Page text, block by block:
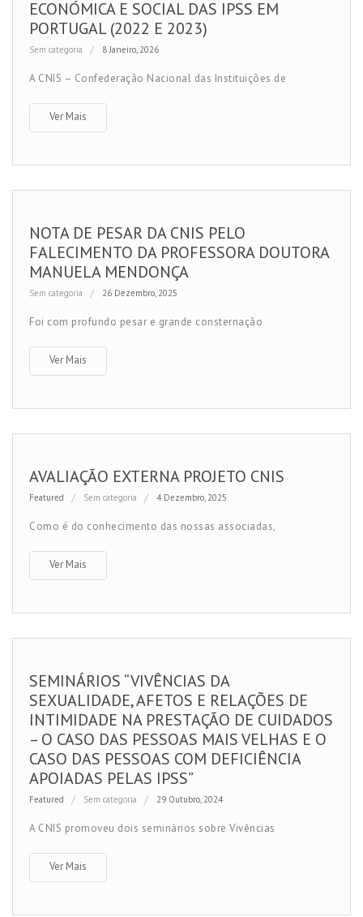
ECONÓMICA E SOCIAL DAS IPSS EM
PORTUGAL (2022 E 2023)
Sem categoria 8 Janeiro, 2026
A CNIS – Confederação Nacional das Instituições de
Ver Mais
NOTA DE PESAR DA CNIS PELO
FALECIMENTO DA PROFESSORA DOUTORA
MANUELA MENDONÇA
Sem categoria 26 Dezembro, 2025
Foi com profundo pesar e grande consternação
Ver Mais
AVALIAÇÃO EXTERNA PROJETO CNIS
Featured Sem categoria 4 Dezembro, 2025
Como é do conhecimento das nossas associadas,
Ver Mais
SEMINÁRIOS “VIVÊNCIAS DA
SEXUALIDADE, AFETOS E RELAÇÕES DE
INTIMIDADE NA PRESTAÇÃO DE CUIDADOS
– O CASO DAS PESSOAS MAIS VELHAS E O
CASO DAS PESSOAS COM DEFICIÊNCIA
APOIADAS PELAS IPSS”
Featured Sem categoria 29 Outubro, 2024
A CNIS promoveu dois seminários sobre Vivências
Ver Mais